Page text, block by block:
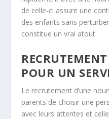
de celle-ci assure une
des enfants sans
constitue un vrai atout.
POUR UN
Le recrutement d’une
parents de choisir une
avec leurs attentes et